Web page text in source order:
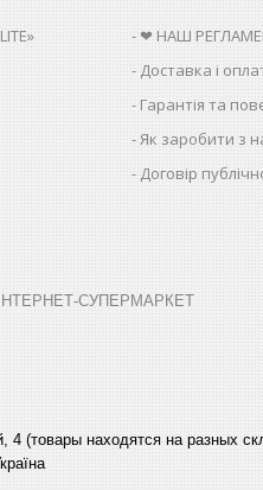
❤ НАШ
Доставка і
Гарантія та
Як заробити з
Договір
ІНТЕРНЕТ-СУПЕРМАРКЕТ
4 (товары находятся на разных